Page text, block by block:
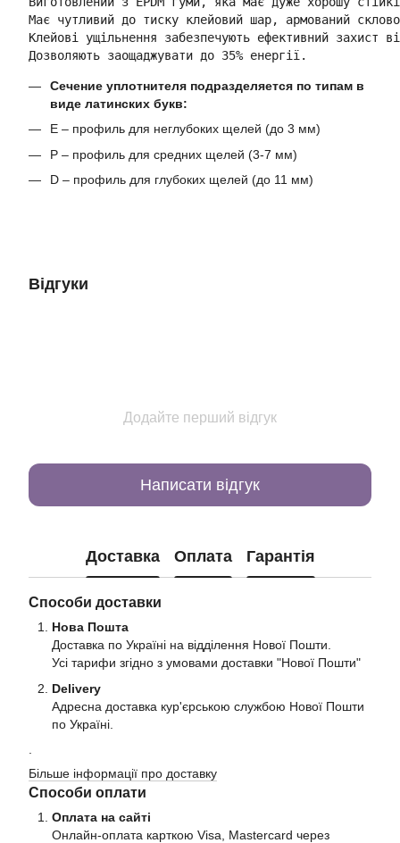
Має чутливий до тиску клейовий шар, армований
Клейові ущільнення забезпечують ефективний
Дозволяють заощаджувати до 35% енергії.
Сечение уплотнителя подразделяется по типам в
виде латинских букв:
Е – профиль для неглубоких щелей (до 3 мм)
Р – профиль для средних щелей (3-7 мм)
D – профиль для глубоких щелей (до 11 мм)
Відгуки
Додайте перший відгук
Написати відгук
Доставка Оплата Гарантія
Способи доставки
Нова Пошта
Доставка по Україні на відділення Нової Пошти.
Усі тарифи згідно з умовами доставки "Нової Пошти"
Delivery
Адресна доставка кур'єрською службою Нової Пошти
по Україні.
Більше інформації про доставку
Способи оплати
Оплата на сайті
Онлайн-оплата карткою Visa, Mastercard через